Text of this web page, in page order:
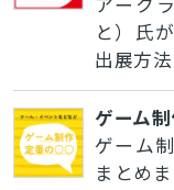
と）氏
出展方法
ゲーム
ゲーム
まとめま